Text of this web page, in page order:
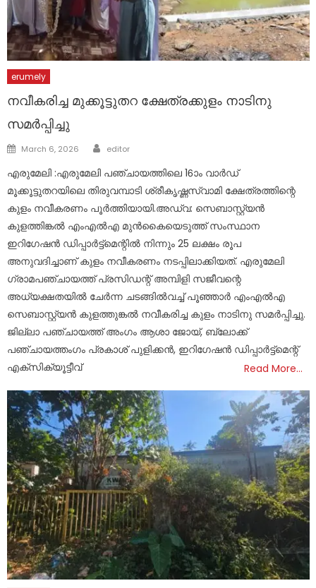
erumely
നവീകരിച്ച മുക്കൂട്ടുതറ ക്ഷേത്രക്കുളം നാടിനു
സമര്‍പ്പിച്ചു
Posted
March 6, 2026 Author
editor
എരുമേലി :എരുമേലി പഞ്ചായത്തിലെ 16ാം വാര്‍ഡ്
മൂക്കൂട്ടുതറയിലെ തിരുവമ്പാടി ശ്രീകൃഷ്ണസ്വാമി ക്ഷേത്രത്തിന്റെ
കുളം നവീകരണം പൂര്‍ത്തിയായി.അഡ്വ: സെബാസ്റ്റ്യൻ
കുളത്തിങ്കൽ എംഎൽഎ മുൻകൈയെടുത്ത് സംസ്ഥാന
ഇറിഗേഷൻ ഡിപ്പാർട്ട്മെന്റിൽ നിന്നും 25 ലക്ഷം രൂപ
അനുവദിച്ചാണ് കുളം നവീകരണം നടപ്പിലാക്കിയത്. എരുമേലി
ഗ്രാമപഞ്ചായത്ത് പ്രസിഡന്റ് അമ്പിളി സജീവന്റെ
അധ്യക്ഷതയില്‍ ചേര്‍ന്ന ചടങ്ങില്‍വച്ച് പൂഞ്ഞാര്‍ എംഎല്‍എ
സെബാസ്റ്റ്യന്‍ കുളത്തുങ്കല്‍ നവീകരിച്ച കുളം നാടിനു സമര്‍പ്പിച്ചു.
ജില്ലാ പഞ്ചായത്ത് അംഗം ആശാ ജോയ്, ബ്ലോക്ക്
പഞ്ചായത്തംഗം പ്രകാശ് പുളിക്കൻ, ഇറിഗേഷൻ ഡിപ്പാർട്ട്മെന്റ്
എക്സിക്യൂട്ടീവ്
Read More…